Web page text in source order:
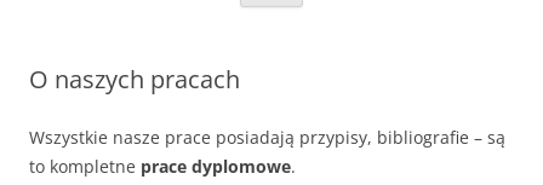
O naszych pracach
Wszystkie nasze prace posiadają przypisy, bibliografie – są
to kompletne prace dyplomowe.